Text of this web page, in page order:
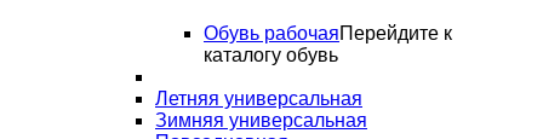
Обувь рабочаяПерейдите к
каталогу обувь
Летняя универсальная
Зимняя универсальная